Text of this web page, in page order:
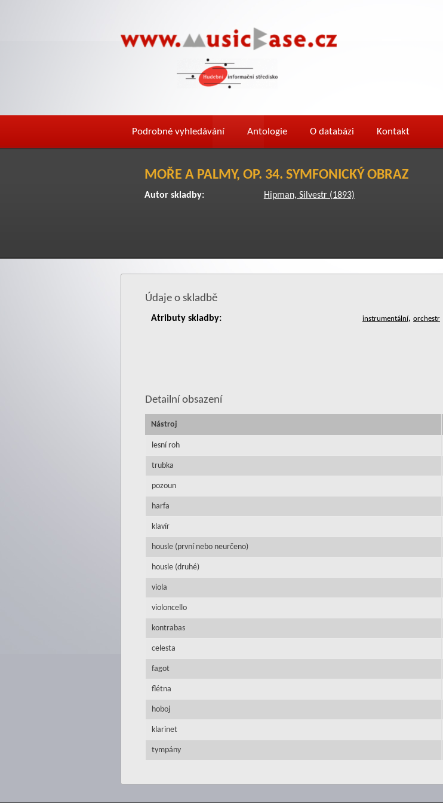
Podrobné vyhledávání Antologie O databázi Kontakt
MOŘE A PALMY, OP. 34. SYMFONICKÝ OBRAZ
Autor skladby: Hipman, Silvestr (1893)
Údaje o skladbě
Atributy skladby: ,
Detailní obsazení
Nástroj
lesní roh
trubka
pozoun
harfa
klavír
housle (první nebo neurčeno)
housle (druhé)
viola
violoncello
kontrabas
celesta
fagot
flétna
hoboj
klarinet
tympány